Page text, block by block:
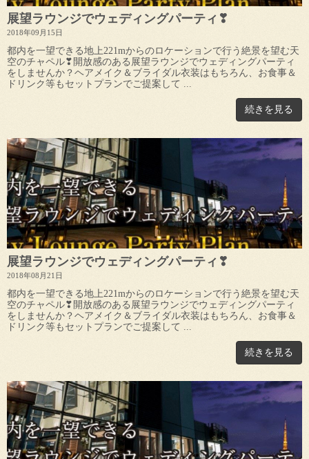
展望ラウンジでウェディングパーティ❣
2018年09月15日
都内を一望できる地上221mからのロケーションで行う絶景を望む天
空のチャペル❣開放感のある展望ラウンジでウェディングパーティ
をしませんか？ヘアメイク＆ブライダル衣装はもちろん、お食事＆
ドリンク等もセットプランでご提案して ...
続きを見る
展望ラウンジでウェディングパーティ❣
2018年08月21日
都内を一望できる地上221mからのロケーションで行う絶景を望む天
空のチャペル❣開放感のある展望ラウンジでウェディングパーティ
をしませんか？ヘアメイク＆ブライダル衣装はもちろん、お食事＆
ドリンク等もセットプランでご提案して ...
続きを見る